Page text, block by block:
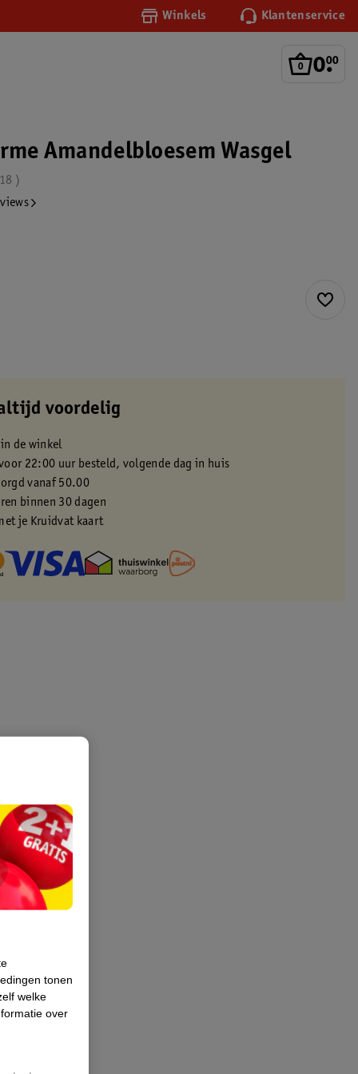
Winkels Klantenservice
0.
00
Amandelbloesem Wasgel
voordelig
de winkel
22:00 uur besteld, volgende dag in huis
vanaf 50.00
binnen 30 dagen
je Kruidvat kaart
tonen
welke
over